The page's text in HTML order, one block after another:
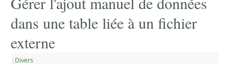
dans une table liée à un fichier
externe
| Divers